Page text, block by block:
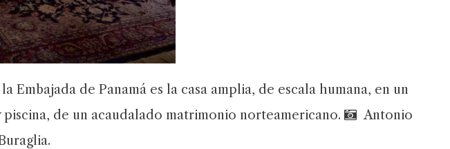
de Panamá es la casa amplia, de escala humana, en un
de un acaudalado matrimonio norteamericano.
Antonio